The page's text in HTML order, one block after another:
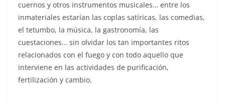
cuernos y otros instrumentos musicales… entre los
inmateriales estarían las coplas satíricas, las comedias,
el tetumbo, la música, la gastronomía, las
cuestaciones… sin olvidar los tan importantes ritos
relacionados con el fuego y con todo aquello que
interviene en las actividades de purificación,
fertilización y cambio.